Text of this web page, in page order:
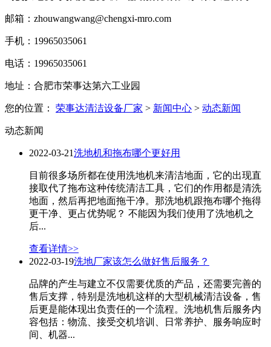
邮箱：zhouwangwang@chengxi-mro.com
手机：19965035061
电话：19965035061
地址：合肥市荣事达第六工业园
您的位置： 荣事达清洁设备厂家 > 新闻中心 > 动态新闻
动态新闻
2022-03-21洗地机和拖布哪个更好用
目前很多场所都在使用洗地机来清洁地面，它的出现直
接取代了拖布这种传统清洁工具，它们的作用都是清洗
地面，然后再把地面拖干净。那洗地机跟拖布哪个拖得
更干净、更占优势呢？ 不能因为我们使用了洗地机之
后...
查看详情>>
2022-03-19洗地厂家该怎么做好售后服务？
品牌的产生与建立不仅需要优质的产品，还需要完善的
售后支撑，特别是洗地机这样的大型机械清洁设备，售
后更是能体现出负责任的一个流程。洗地机售后服务内
容包括：物流、接受交机培训、日常养护、服务响应时
间、机器...